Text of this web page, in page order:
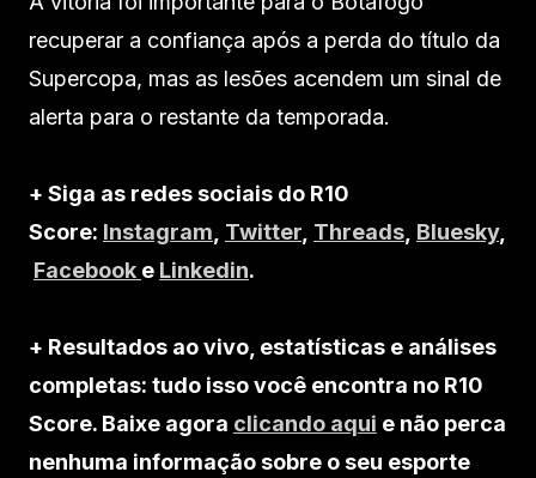
recuperar a confiança após a perda do título da
Supercopa, mas as lesões acendem um sinal de
alerta para o restante da temporada.
+ Siga as redes sociais do R10
Score: Instagram, Twitter, Threads, Bluesky,
Facebook e Linkedin.
+ Resultados ao vivo, estatísticas e análises
completas: tudo isso você encontra no R10
Score. Baixe agora clicando aqui e não perca
nenhuma informação sobre o seu esporte